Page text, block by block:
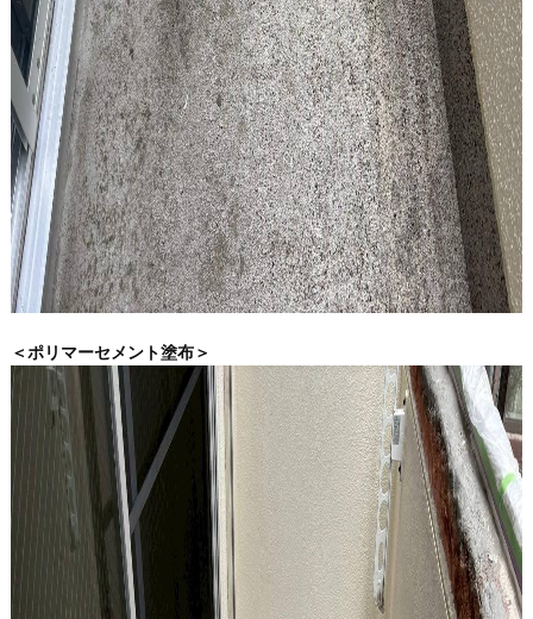
＜ポリマーセメント塗布＞